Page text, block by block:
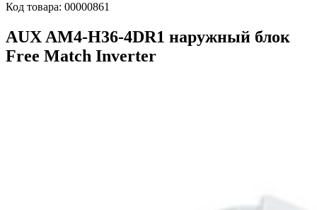
Код товара: 00000861
AUX AM4-H36-4DR1 наружный блок
Free Match Inverter